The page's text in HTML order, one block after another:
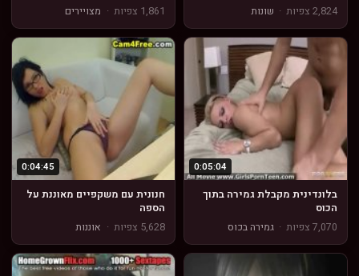
2,824 צפיות
· שונות
1,861 צפיות
· מצויירים
0:05:04
בלונדינית מקבלת גמירה בתוך
הכוס
7,070 צפיות
· גמירה בכוס
0:04:45
חנונית עם משקפיים מאוננת על
הספה
5,628 צפיות
· אוננות